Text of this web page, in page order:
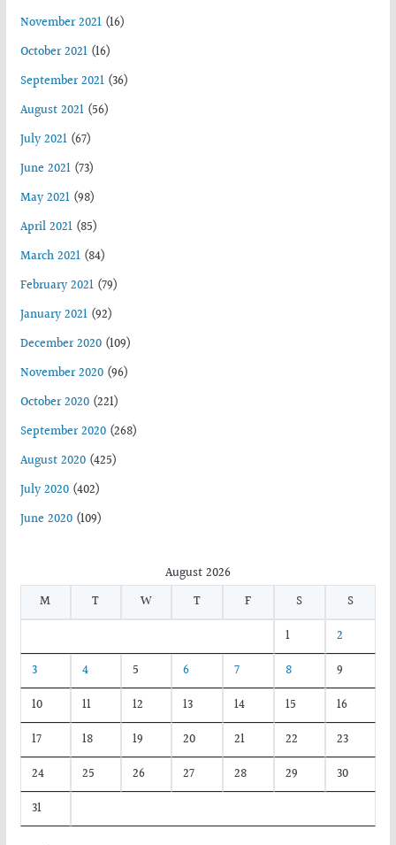
November 2021(16)
October 2021(16)
September 2021(36)
August 2021(56)
July 2021(67)
June 2021(73)
May 2021(98)
April 2021(85)
March 2021(84)
February 2021(79)
January 2021(92)
December 2020(109)
November 2020(96)
October 2020(221)
September 2020(268)
August 2020(425)
July 2020(402)
June 2020(109)
August 2026
M
T W T F S
S
1
2
3
4 5 6 7 8
9
10
11 12 13 14 15
16
17
18 19 20 21 22
23
24
25 26 27 28 29
30
31